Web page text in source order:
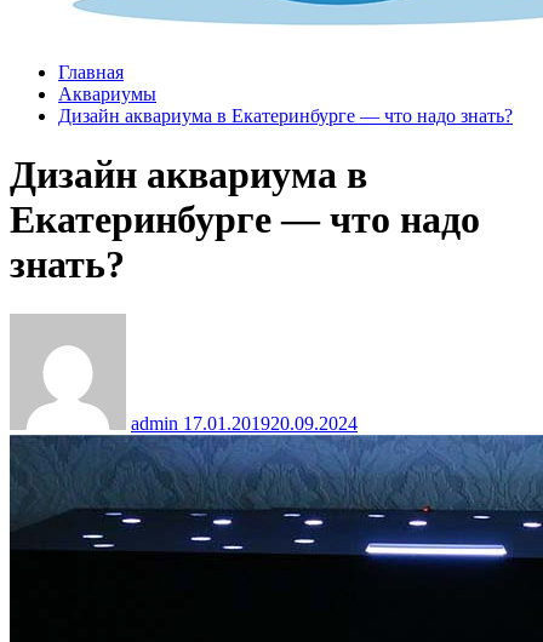
Главная
Аквариумы
Дизайн аквариума в Екатеринбурге — что надо знать?
Дизайн аквариума в
Екатеринбурге — что надо
знать?
admin 17.01.201920.09.2024